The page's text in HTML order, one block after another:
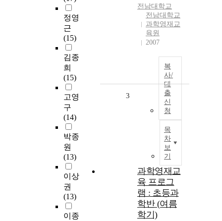
정영
근
(15)
김종
희
(15)
고영
구
(14)
박종
원
(13)
이상
권
(13)
이종
전남대학교
전남대학교
과학영재교
육원
2007
복
사/
대
출
신
청
목
차
보
기
3
과학영재교
육 프로그
램 : 초등과
학반 (여름
학기)